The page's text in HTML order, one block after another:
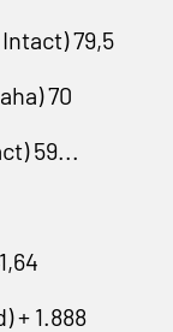
79,5
70
59...
+ 1.888